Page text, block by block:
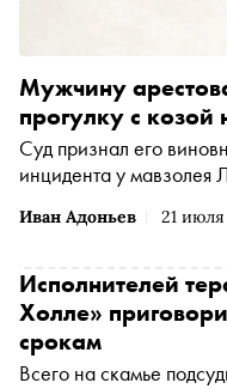
Иван Адоньев 21
Мужчину
прогулку с
Суд признал его
инцидента у мавзолея
Исполнителей
Холле»
срокам
Всего на скамье